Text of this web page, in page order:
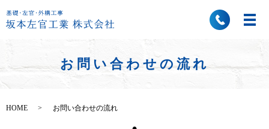
お問い合わせの流れ
HOME お問い合わせの流れ